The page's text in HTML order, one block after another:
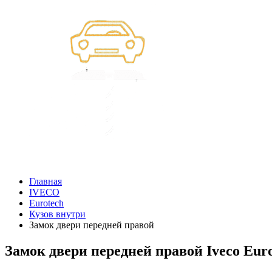
Главная
IVECO
Eurotech
Кузов внутри
Замок двери передней правой
Замок двери передней правой Iveco